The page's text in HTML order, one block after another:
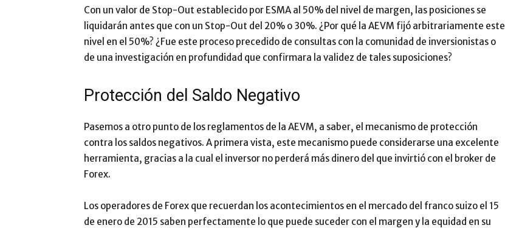
Con un valor de Stop-Out establecido por ESMA al 50% del nivel de margen, las posiciones se
liquidarán antes que con un Stop-Out del 20% o 30%. ¿Por qué la AEVM fijó arbitrariamente este
nivel en el 50%? ¿Fue este proceso precedido de consultas con la comunidad de inversionistas o
de una investigación en profundidad que confirmara la validez de tales suposiciones?
Protección del Saldo Negativo
Pasemos a otro punto de los reglamentos de la AEVM, a saber, el mecanismo de protección
contra los saldos negativos. A primera vista, este mecanismo puede considerarse una excelente
herramienta, gracias a la cual el inversor no perderá más dinero del que invirtió con el broker de
Forex.
Los operadores de Forex que recuerdan los acontecimientos en el mercado del franco suizo el 15
de enero de 2015 saben perfectamente lo que puede suceder con el margen y la equidad en su